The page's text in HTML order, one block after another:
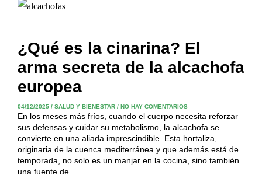
¿Qué es la cinarina? El
arma secreta de la alcachofa
europea
04/12/2025 / SALUD Y BIENESTAR / NO HAY COMENTARIOS
En los meses más fríos, cuando el cuerpo necesita reforzar
sus defensas y cuidar su metabolismo, la alcachofa se
convierte en una aliada imprescindible. Esta hortaliza,
originaria de la cuenca mediterránea y que además está de
temporada, no solo es un manjar en la cocina, sino también
una fuente de